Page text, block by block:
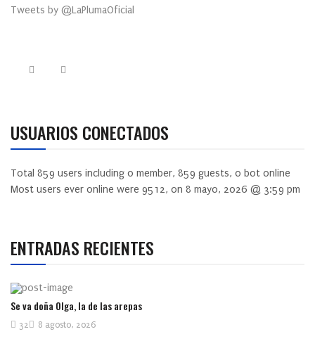
Tweets by @LaPlumaOficial
USUARIOS CONECTADOS
Total 859 users including 0 member, 859 guests, 0 bot online
Most users ever online were 9512, on 8 mayo, 2026 @ 3:59 pm
ENTRADAS RECIENTES
Se va doña Olga, la de las arepas
8 agosto, 2026
32